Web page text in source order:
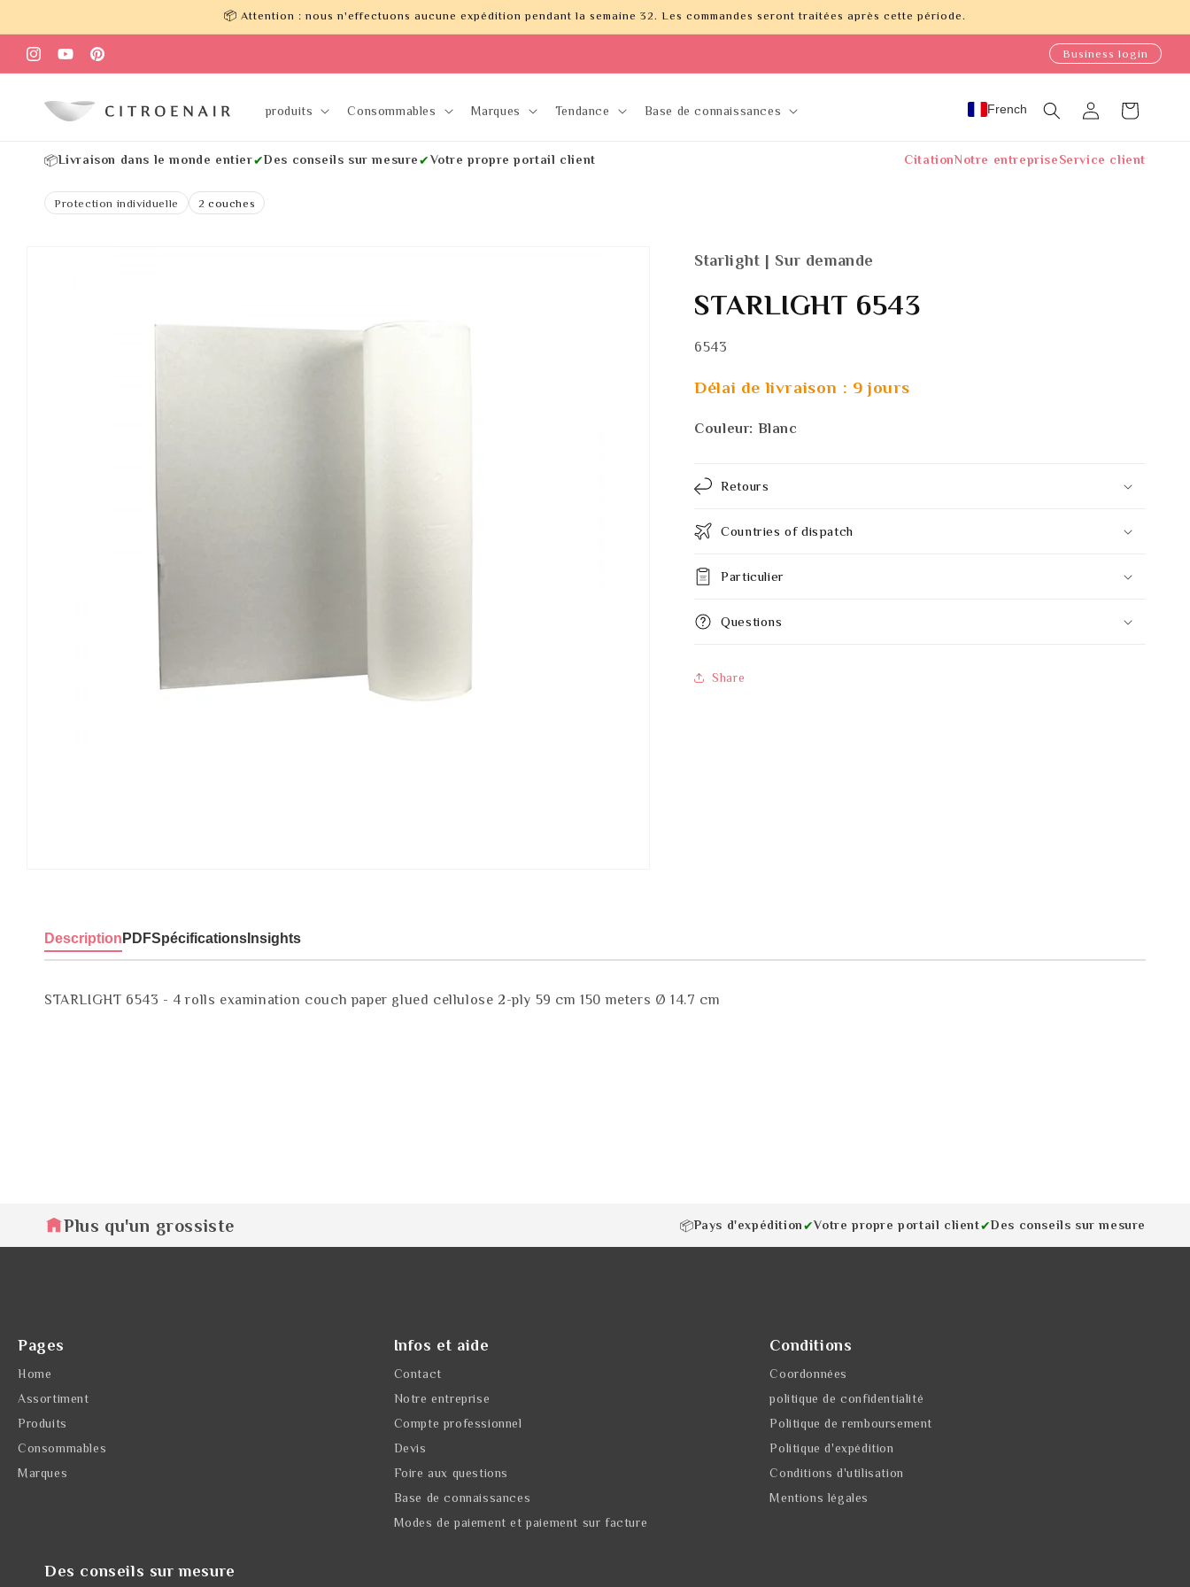
au
contenu
📦 Attention : nous n'effectuons aucune expédition pendant la semaine 32. Les commandes seront traitées après cette période.
InstagramYouTubePinterest
Business login
produits Consommables Marques Tendance Base de connaissances French Connexion Panier
📦Livraison dans le monde entier✔Des conseils sur mesure✔Votre propre portail client CitationNotre entrepriseService client
Protection individuelle 2 couches
Starlight | Sur demande
STARLIGHT 6543
SKU:
6543
Délai de livraison : 9 jours
Couleur: Blanc
Retours
Countries of dispatch
Particulier
Questions
Share
Description PDFSpécifications Insights
STARLIGHT 6543 - 4 rolls examination couch paper glued cellulose 2-ply 59 cm 150 meters Ø 14.7 cm
Plus qu'un grossiste 📦Pays d'expédition✔Votre propre portail client✔Des conseils sur mesure
Pages
Home
Assortiment
Produits
Consommables
Marques
Infos et aide
Contact
Notre entreprise
Compte professionnel
Devis
Foire aux questions
Base de connaissances
Modes de paiement et paiement sur facture
Conditions
Coordonnées
politique de confidentialité
Politique de remboursement
Politique d'expédition
Conditions d'utilisation
Mentions légales
Des conseils sur mesure